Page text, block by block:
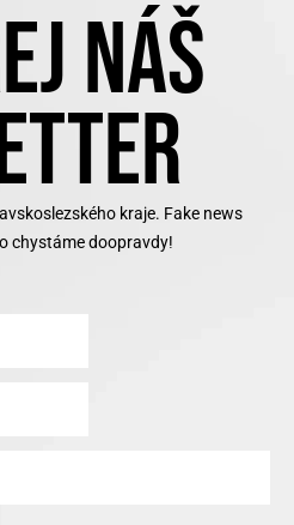
NÁŠ
kraje. Fake news
chystáme doopravdy!